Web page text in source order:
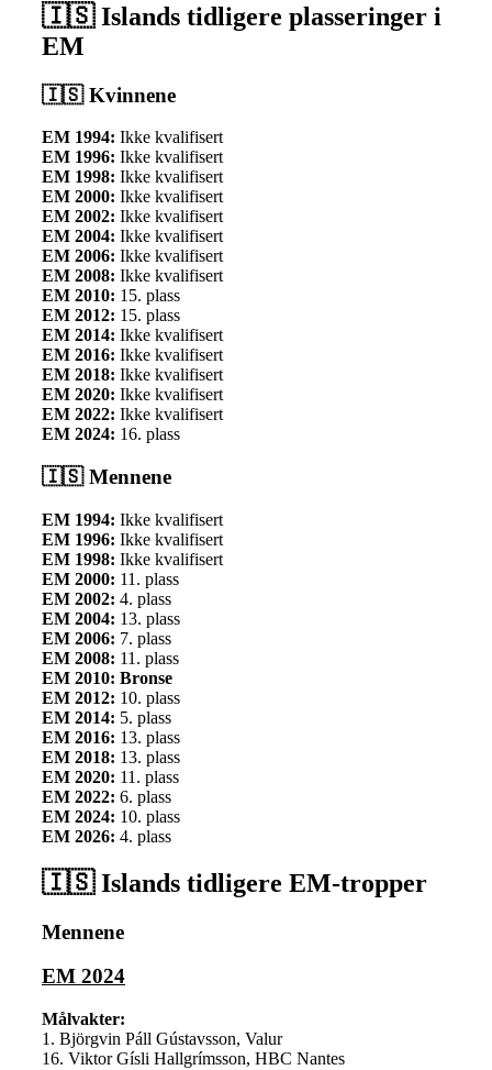
🇮🇸 Islands tidligere plasseringer i
EM
🇮🇸 Kvinnene
EM 1994: Ikke kvalifisert
EM 1996: Ikke kvalifisert
EM 1998: Ikke kvalifisert
EM 2000: Ikke kvalifisert
EM 2002: Ikke kvalifisert
EM 2004: Ikke kvalifisert
EM 2006: Ikke kvalifisert
EM 2008: Ikke kvalifisert
EM 2010: 15. plass
EM 2012: 15. plass
EM 2014: Ikke kvalifisert
EM 2016: Ikke kvalifisert
EM 2018: Ikke kvalifisert
EM 2020: Ikke kvalifisert
EM 2022: Ikke kvalifisert
EM 2024: 16. plass
🇮🇸 Mennene
EM 1994: Ikke kvalifisert
EM 1996: Ikke kvalifisert
EM 1998: Ikke kvalifisert
EM 2000: 11. plass
EM 2002: 4. plass
EM 2004: 13. plass
EM 2006: 7. plass
EM 2008: 11. plass
EM 2010: Bronse
EM 2012: 10. plass
EM 2014: 5. plass
EM 2016: 13. plass
EM 2018: 13. plass
EM 2020: 11. plass
EM 2022: 6. plass
EM 2024: 10. plass
EM 2026: 4. plass
🇮🇸 Islands tidligere EM-tropper
Mennene
EM 2024
Målvakter:
1. Björgvin Páll Gústavsson, Valur
16. Viktor Gísli Hallgrímsson, HBC Nantes